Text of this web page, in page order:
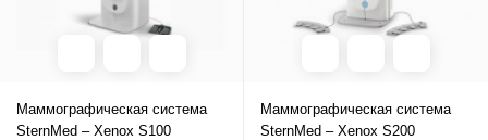
Маммографическая система
SternMed – Xenox S100
Маммографическая система
SternMed – Xenox S200